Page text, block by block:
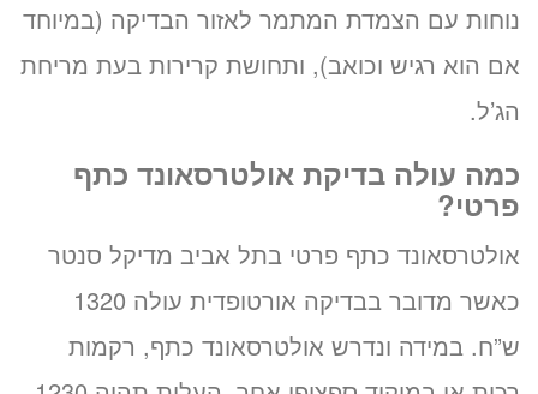
נוחות עם הצמדת המתמר לאזור הבדיקה (במיוחד
אם הוא רגיש וכואב), ותחושת קרירות בעת מריחת
הג’ל.
כמה עולה בדיקת אולטרסאונד כתף
פרטי?
אולטרסאונד כתף פרטי בתל אביב מדיקל סנטר
כאשר מדובר בבדיקה אורטופדית עולה 1320
ש”ח. במידה ונדרש אולטרסאונד כתף, רקמות